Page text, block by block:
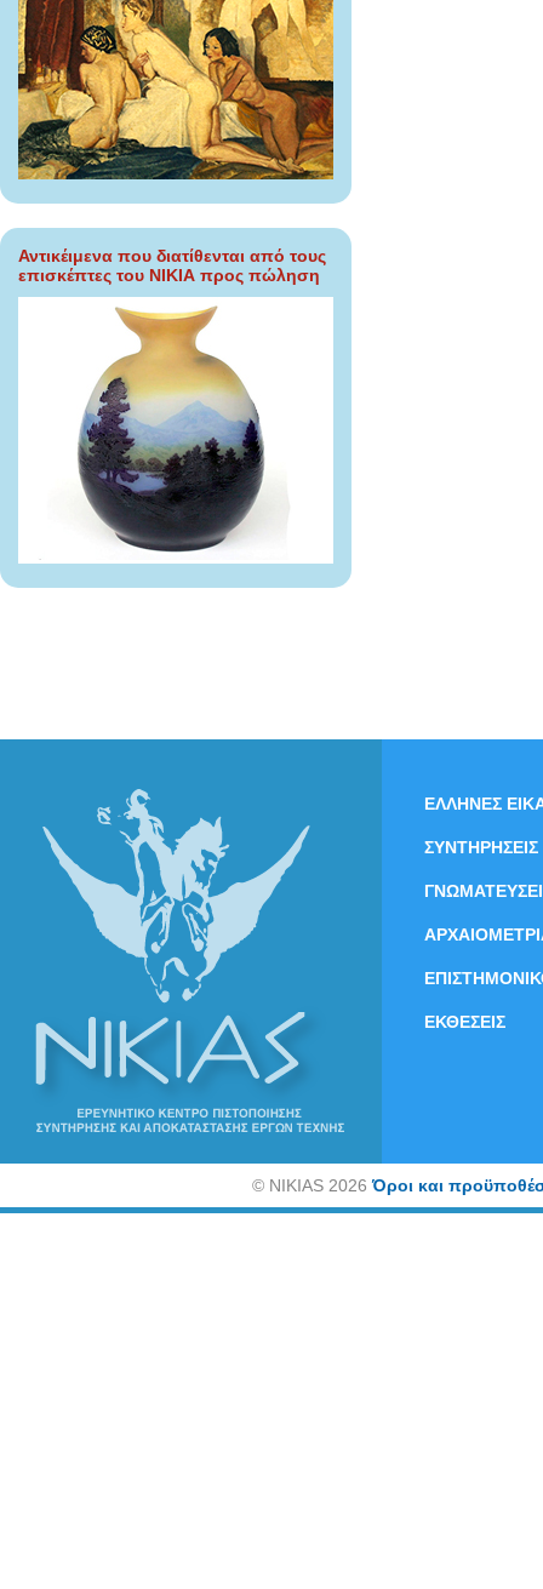
Αντικέιμενα που διατίθενται από τους
επισκέπτες του ΝΙΚΙΑ προς πώληση
ΕΛΛΗΝΕΣ
ΣΥΝΤΗΡΗΣΕΙΣ
ΕΚΘΕΣΕΙΣ
©NIKIAS 2026Όροι και